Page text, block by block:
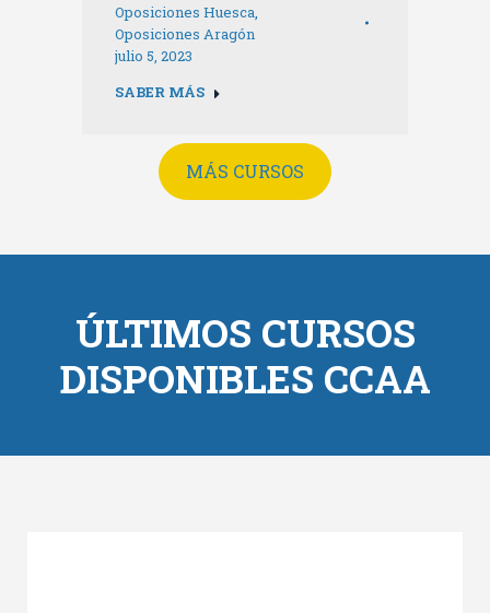
Oposiciones Huesca,
Oposiciones Aragón
julio 5, 2023
SABER MÁS
MÁS CURSOS
ÚLTIMOS CURSOS
DISPONIBLES CCAA